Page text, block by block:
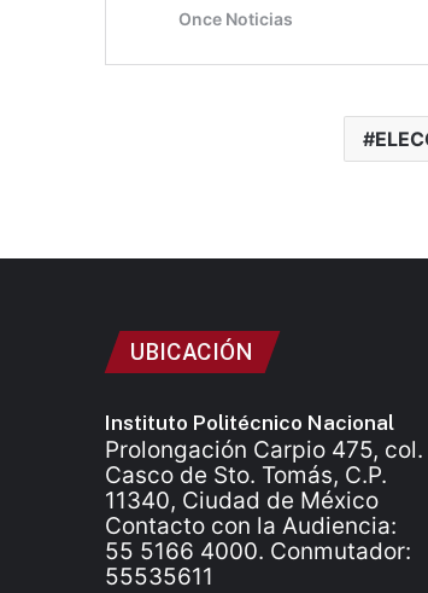
UBICACIÓN
Instituto Politécnico Nacional
Prolongación Carpio 475, col.
Casco de Sto. Tomás, C.P.
11340, Ciudad de México
Contacto con la Audiencia:
55 5166 4000. Conmutador:
55535611